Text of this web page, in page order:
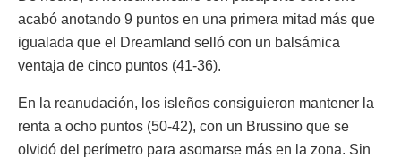
acabó anotando 9 puntos en una primera mitad más que
igualada que el Dreamland selló con un balsámica
ventaja de cinco puntos (41-36).
En la reanudación, los isleños consiguieron mantener la
renta a ocho puntos (50-42), con un Brussino que se
olvidó del perímetro para asomarse más en la zona. Sin